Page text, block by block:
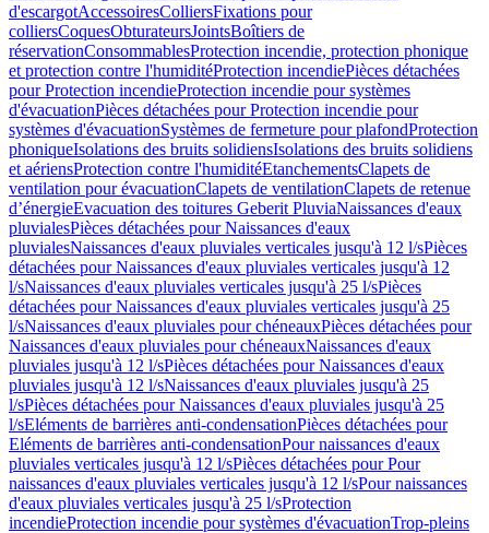
d'escargotAccessoiresColliersFixations pour
colliersCoquesObturateursJointsBoîtiers de
réservationConsommablesProtection incendie, protection phonique
et protection contre l'humiditéProtection incendiePièces détachées
pour Protection incendieProtection incendie pour systèmes
d'évacuationPièces détachées pour Protection incendie pour
systèmes d'évacuationSystèmes de fermeture pour plafondProtection
phoniqueIsolations des bruits solidiensIsolations des bruits solidiens
et aériensProtection contre l'humiditéEtanchementsClapets de
ventilation pour évacuationClapets de ventilationClapets de retenue
d’énergieEvacuation des toitures Geberit PluviaNaissances d'eaux
pluvialesPièces détachées pour Naissances d'eaux
pluvialesNaissances d'eaux pluviales verticales jusqu'à 12 l/sPièces
détachées pour Naissances d'eaux pluviales verticales jusqu'à 12
l/sNaissances d'eaux pluviales verticales jusqu'à 25 l/sPièces
détachées pour Naissances d'eaux pluviales verticales jusqu'à 25
l/sNaissances d'eaux pluviales pour chéneauxPièces détachées pour
Naissances d'eaux pluviales pour chéneauxNaissances d'eaux
pluviales jusqu'à 12 l/sPièces détachées pour Naissances d'eaux
pluviales jusqu'à 12 l/sNaissances d'eaux pluviales jusqu'à 25
l/sPièces détachées pour Naissances d'eaux pluviales jusqu'à 25
l/sEléments de barrières anti-condensationPièces détachées pour
Eléments de barrières anti-condensationPour naissances d'eaux
pluviales verticales jusqu'à 12 l/sPièces détachées pour Pour
naissances d'eaux pluviales verticales jusqu'à 12 l/sPour naissances
d'eaux pluviales verticales jusqu'à 25 l/sProtection
incendieProtection incendie pour systèmes d'évacuationTrop-pleins